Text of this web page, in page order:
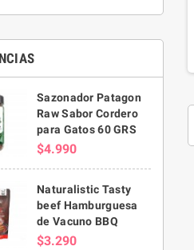
Sazonador Patagon
Raw Sabor Cordero
para Gatos 60 GRS
$4.990
Naturalistic Tasty
beef Hamburguesa
de Vacuno BBQ
$3.290